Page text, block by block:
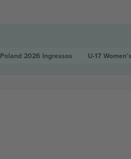
2026 Ingressos U-17